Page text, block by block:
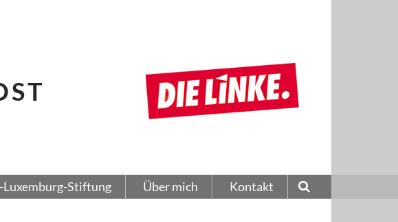
Luxemburg-Stiftung Über mich Kontakt